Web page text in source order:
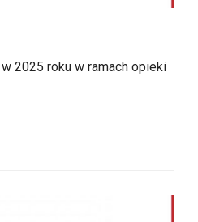
2025 roku w ramach opieki